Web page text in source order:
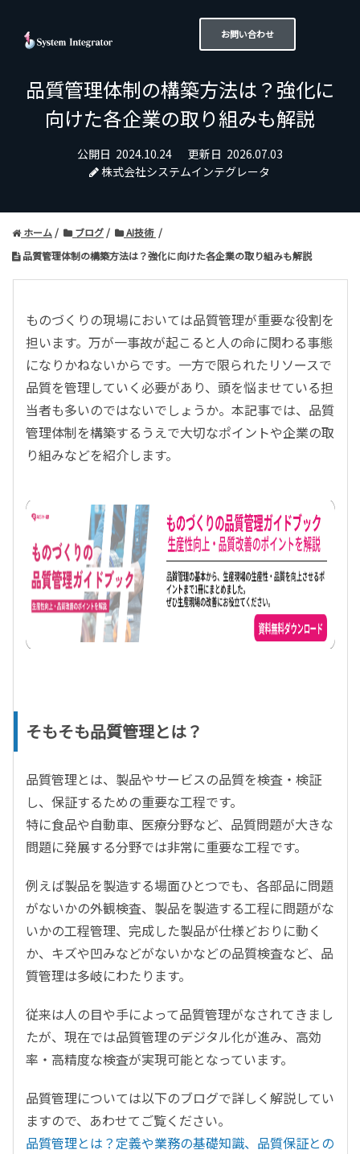
お問い合わせ
品質管理体制の構築方法は？強化に
向けた各企業の取り組みも解説
公開日 2024.10.24 更新日 2026.07.03
株式会社システムインテグレータ
ホーム ブログ
AI技術
品質管理体制の構築方法は？強化に向けた各企業の取り組みも解説
ものづくりの現場においては品質管理が重要な役割を
担います。万が一事故が起こると人の命に関わる事態
になりかねないからです。一方で限られたリソースで
品質を管理していく必要があり、頭を悩ませている担
当者も多いのではないでしょうか。本記事では、品質
管理体制を構築するうえで大切なポイントや企業の取
り組みなどを紹介します。
そもそも品質管理とは？
品質管理とは、製品やサービスの品質を検査・検証
し、保証するための重要な工程です。
特に食品や自動車、医療分野など、品質問題が大きな
問題に発展する分野では非常に重要な工程です。
例えば製品を製造する場面ひとつでも、各部品に問題
がないかの外観検査、製品を製造する工程に問題がな
いかの工程管理、完成した製品が仕様どおりに動く
か、キズや凹みなどがないかなどの品質検査など、品
質管理は多岐にわたります。
従来は人の目や手によって品質管理がなされてきまし
たが、現在では品質管理のデジタル化が進み、高効
率・高精度な検査が実現可能となっています。
品質管理については以下のブログで詳しく解説してい
ますので、あわせてご覧ください。
品質管理とは？定義や業務の基礎知識、品質保証との